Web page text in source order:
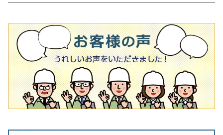
タイル針
タイル針
その他
オフセットタイプ（ハットタイプ
205ｍｍ（8インチ）
230mm（9インチ）
180mm（7インチ）
205mm（8インチ）
230mm（9インチ）
150ｍｍ（6インチ）
180ｍｍ（7インチ）
205mm（8インチ）